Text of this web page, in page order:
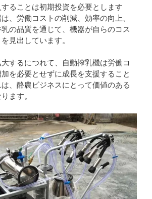
ることは初期投資を必要とします
、労働コストの削減、効率の向上、
の品質を通じて、機器が自らのコス
見出しています。
するにつれて、自動搾乳機は労働コ
を必要とせずに成長を支援すること
、酪農ビジネスにとって価値のある
ます。